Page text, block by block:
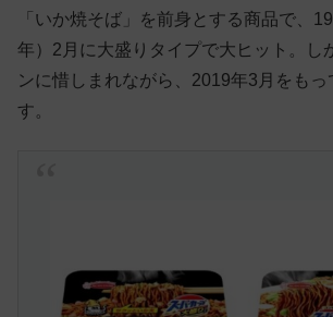
「いか焼そば」を前身とする商品で、
年）2月に大盛りタイプで大ヒット。し
ンに惜しまれながら、2019年3月をもっ
す。